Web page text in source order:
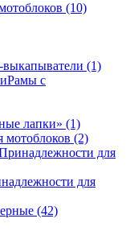
(10)
выкапыватели (1)
Рамы с
лапки» (1)
мотоблоков (2)
для
для
(42)